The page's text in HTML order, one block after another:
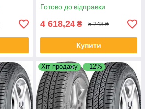
Готово до відправки
4 618,24 ₴ 5 248 ₴
Купити
Хіт продажу –12%